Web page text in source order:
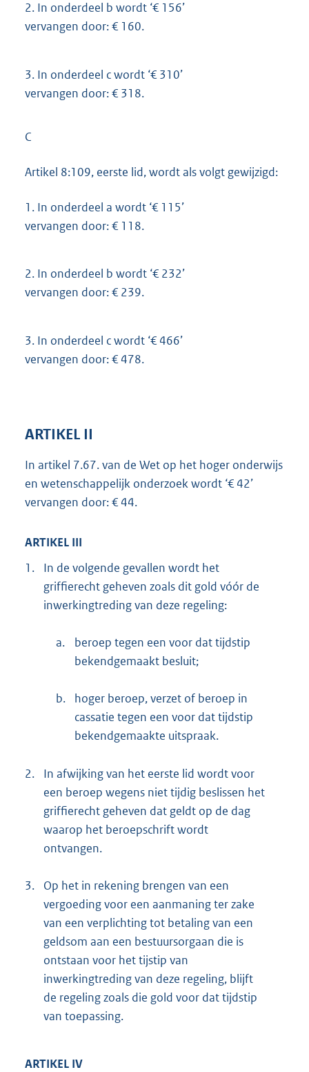
2. In onderdeel b wordt ‘€ 156’
vervangen door: € 160.
3. In onderdeel c wordt ‘€ 310’
vervangen door: € 318.
C
Artikel 8:109, eerste lid, wordt als volgt gewijzigd:
1. In onderdeel a wordt ‘€ 115’
vervangen door: € 118.
2. In onderdeel b wordt ‘€ 232’
vervangen door: € 239.
3. In onderdeel c wordt ‘€ 466’
vervangen door: € 478.
ARTIKEL II
In artikel 7.67. van de Wet op het hoger onderwijs
en wetenschappelijk onderzoek wordt ‘€ 42’
vervangen door: € 44.
ARTIKEL III
1.
In de volgende gevallen wordt het
griffierecht geheven zoals dit gold vóór de
inwerkingtreding van deze regeling:
a.
beroep tegen een voor dat tijdstip
bekendgemaakt besluit;
b.
hoger beroep, verzet of beroep in
cassatie tegen een voor dat tijdstip
bekendgemaakte uitspraak.
2.
In afwijking van het eerste lid wordt voor
een beroep wegens niet tijdig beslissen het
griffierecht geheven dat geldt op de dag
waarop het beroepschrift wordt
ontvangen.
3.
Op het in rekening brengen van een
vergoeding voor een aanmaning ter zake
van een verplichting tot betaling van een
geldsom aan een bestuursorgaan die is
ontstaan voor het tijstip van
inwerkingtreding van deze regeling, blijft
de regeling zoals die gold voor dat tijdstip
van toepassing.
ARTIKEL IV